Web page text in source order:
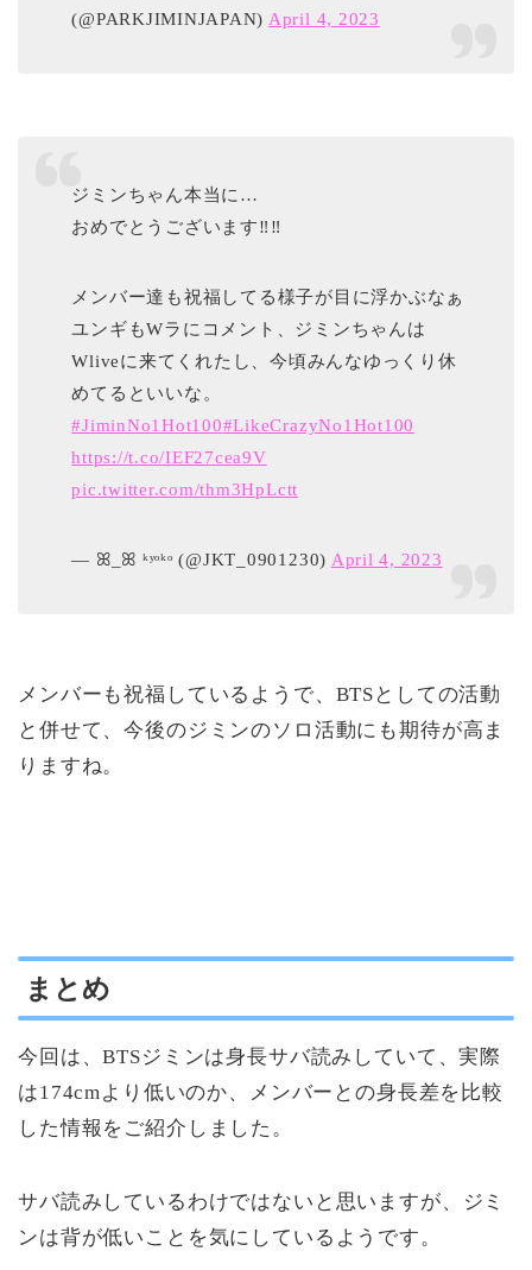
(@PARKJIMINJAPAN) April 4, 2023
ジミンちゃん本当に…
おめでとうございます‼︎‼︎
メンバー達も祝福してる様子が目に浮かぶなぁ
ユンギもWラにコメント、ジミンちゃんは
Wliveに来てくれたし、今頃みんなゆっくり休
めてるといいな。
#JiminNo1Hot100#LikeCrazyNo1Hot100
https://t.co/IEF27cea9V
pic.twitter.com/thm3HpLctt
— ꕤ_ꕤ ᵏʸᵒᵏᵒ (@JKT_0901230) April 4, 2023
メンバーも祝福しているようで、BTSとしての活動
と併せて、今後のジミンのソロ活動にも期待が高ま
りますね。
まとめ
今回は、BTSジミンは身長サバ読みしていて、実際
は174cmより低いのか、メンバーとの身長差を比較
した情報をご紹介しました。
サバ読みしているわけではないと思いますが、ジミ
ンは背が低いことを気にしているようです。